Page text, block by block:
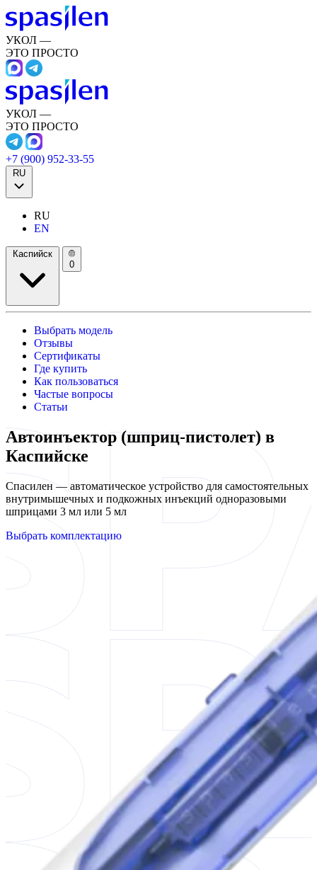
УКОЛ —
ЭТО ПРОСТО
УКОЛ —
ЭТО ПРОСТО
+7 (900) 952-33-55
RU
RU
EN
Каспийск
0
Выбрать модель
Отзывы
Сертификаты
Где купить
Как пользоваться
Частые вопросы
Статьи
Автоинъектор (шприц-пистолет) в
Каспийске
Спасилен — автоматическое устройство для самостоятельных
внутримышечных и подкожных инъекций одноразовыми
шприцами 3 мл или 5 мл
Выбрать комплектацию